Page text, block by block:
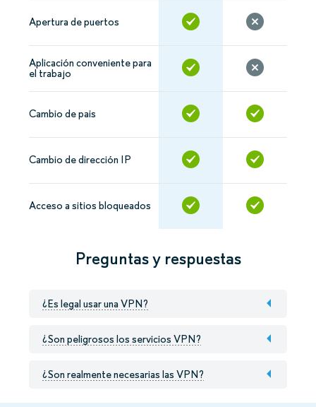
Apertura de puertos
Aplicación conveniente para
el trabajo
Cambio de pais
Cambio de dirección IP
Acceso a sitios bloqueados
Preguntas y respuestas
¿Es legal usar una VPN?
¿Son peligrosos los servicios VPN?
¿Son realmente necesarias las VPN?